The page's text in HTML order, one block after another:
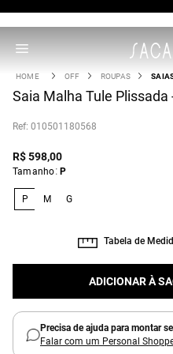
OFF ROUPAS
Saia Malha Tule Plissada
: 010501180568
R$598,00
Tamanho: P
P M G
Tabela de
ADICIONAR À
Precisa de ajuda para montar
Falar com um Personal